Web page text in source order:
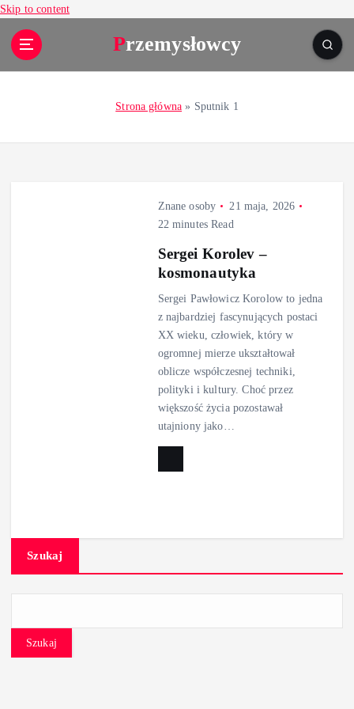
Skip to content
Przemysłowcy
Strona główna » Sputnik 1
Znane osoby
21 maja, 2026
22 minutes Read
Sergei Korolev –
kosmonautyka
Sergei Pawłowicz Korolow to jedna
z najbardziej fascynujących postaci
XX wieku, człowiek, który w
ogromnej mierze ukształtował
oblicze współczesnej techniki,
polityki i kultury. Choć przez
większość życia pozostawał
utajniony jako…
Szukaj
Szukaj